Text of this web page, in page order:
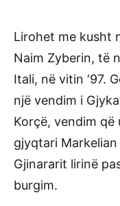
Lirohet me kusht
Naim Zyberin, të
Itali, në vitin ‘97.
një vendim i
Korçë, vendim
gjyqtari
Gjinararit lirinë
burgim.